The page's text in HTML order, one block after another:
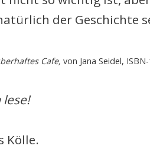
der Geschichte
Cafe, von Jana Seidel,
lese!
Kölle.